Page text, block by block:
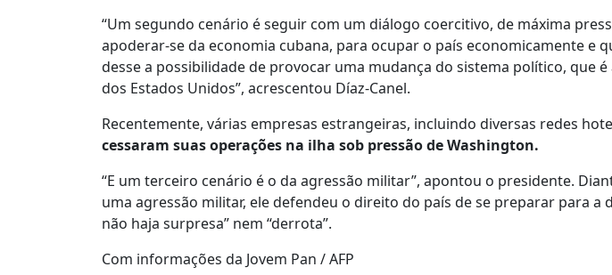
“Um segundo cenário é seguir com um diálogo coercitivo, de máxima
apoderar-se da economia cubana, para ocupar o país economicamente e
desse a possibilidade de provocar uma mudança do sistema político, que
dos Estados Unidos”, acrescentou Díaz-Canel.
Recentemente, várias empresas estrangeiras, incluindo diversas redes
cessaram suas operações na ilha sob pressão de Washington.
“E um terceiro cenário é o da agressão militar”, apontou o presidente.
uma agressão militar, ele defendeu o direito do país de se preparar para a
não haja surpresa” nem “derrota”.
Com informações da Jovem Pan / AFP